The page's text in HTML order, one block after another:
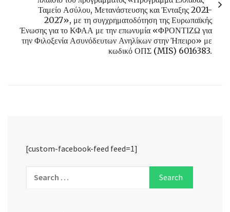
Ταμείο Ασύλου, Μετανάστευσης και Ένταξης 2021-
2027», με τη συγχρηματοδότηση της Ευρωπαϊκής
Ένωσης για το ΚΦΑΑ με την επωνυμία «ΦΡΟΝΤΙΖΩ για
την Φιλοξενία Ασυνόδευτων Ανηλίκων στην Ήπειρο» με
κωδικό ΟΠΣ (MIS) 6016383.
[custom-facebook-feed feed=1]